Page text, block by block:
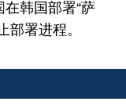
韩国部署“萨
部署进程。